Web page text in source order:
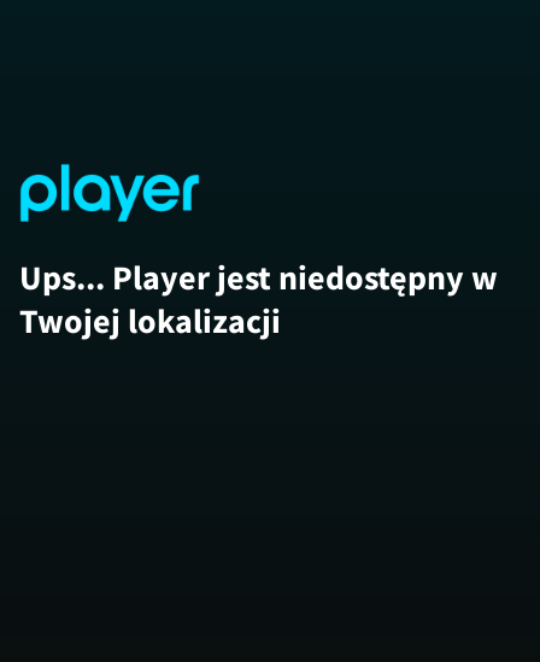
Ups... Player jest niedostępny w
Twojej lokalizacji